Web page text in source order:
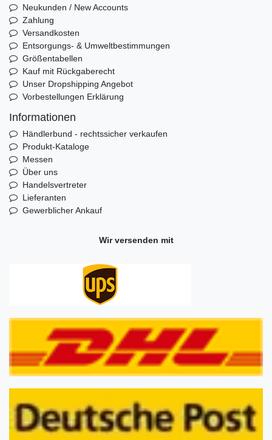
Neukunden / New Accounts
Zahlung
Versandkosten
Entsorgungs- & Umweltbestimmungen
Größentabellen
Kauf mit Rückgaberecht
Unser Dropshipping Angebot
Vorbestellungen Erklärung
Informationen
Händlerbund - rechtssicher verkaufen
Produkt-Kataloge
Messen
Über uns
Handelsvertreter
Lieferanten
Gewerblicher Ankauf
Wir versenden mit